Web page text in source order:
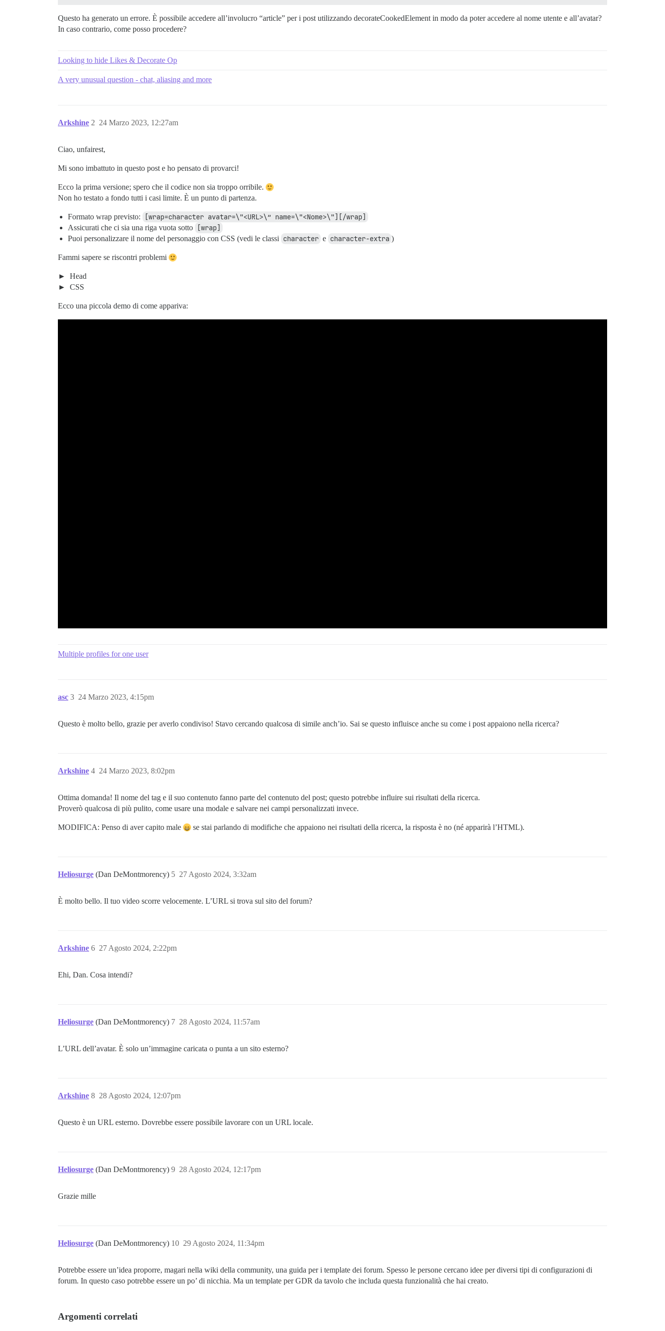
Questo ha generato un errore. È possibile accedere all’involucro “article” per i post utilizzando decorateCookedElement in modo da poter accedere al nome utente e all’avatar?
In caso contrario, come posso procedere?
Looking to hide Likes & Decorate Op
A very unusual question - chat, aliasing and more
Arkshine 24 Marzo 2023, 12:27am
2
Ciao, unfairest,
Mi sono imbattuto in questo post e ho pensato di provarci!
Ecco la prima versione; spero che il codice non sia troppo orribile.
Non ho testato a fondo tutti i casi limite. È un punto di partenza.
Formato wrap previsto: [wrap=character avatar=\"<URL>\” name=\"<Nome>\"][/wrap]
Assicurati che ci sia una riga vuota sotto [wrap]
Puoi personalizzare il nome del personaggio con CSS (vedi le classi character e character-extra )
Fammi sapere se riscontri problemi
Head
CSS
Ecco una piccola demo di come appariva:
Multiple profiles for one user
asc 24 Marzo 2023, 4:15pm
3
Questo è molto bello, grazie per averlo condiviso! Stavo cercando qualcosa di simile anch’io. Sai se questo influisce anche su come i post appaiono nella ricerca?
Arkshine 24 Marzo 2023, 8:02pm
4
Ottima domanda! Il nome del tag e il suo contenuto fanno parte del contenuto del post; questo potrebbe influire sui risultati della ricerca.
Proverò qualcosa di più pulito, come usare una modale e salvare nei campi personalizzati invece.
MODIFICA: Penso di aver capito male se stai parlando di modifiche che appaiono nei risultati della ricerca, la risposta è no (né apparirà l’HTML).
Heliosurge (Dan DeMontmorency) 27 Agosto 2024, 3:32am
5
È molto bello. Il tuo video scorre velocemente. L’URL si trova sul sito del forum?
Arkshine 27 Agosto 2024, 2:22pm
6
Ehi, Dan. Cosa intendi?
Heliosurge (Dan DeMontmorency) 28 Agosto 2024, 11:57am
7
L’URL dell’avatar. È solo un’immagine caricata o punta a un sito esterno?
Arkshine 28 Agosto 2024, 12:07pm
8
Questo è un URL esterno. Dovrebbe essere possibile lavorare con un URL locale.
Heliosurge (Dan DeMontmorency) 28 Agosto 2024, 12:17pm
9
Grazie mille
Heliosurge (Dan DeMontmorency) 29 Agosto 2024, 11:34pm
10
Potrebbe essere un’idea proporre, magari nella wiki della community, una guida per i template dei forum. Spesso le persone cercano idee per diversi tipi di configurazioni di
forum. In questo caso potrebbe essere un po’ di nicchia. Ma un template per GDR da tavolo che includa questa funzionalità che hai creato.
Argomenti correlati